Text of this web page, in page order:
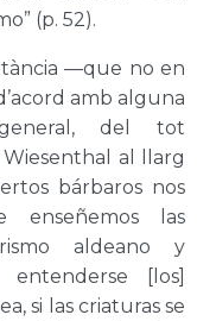
(p. 52).
—que no en
amb alguna
del tot
al llarg
bárbaros nos
enseñemos las
aldeano y
entenderse [los]
si las criaturas se